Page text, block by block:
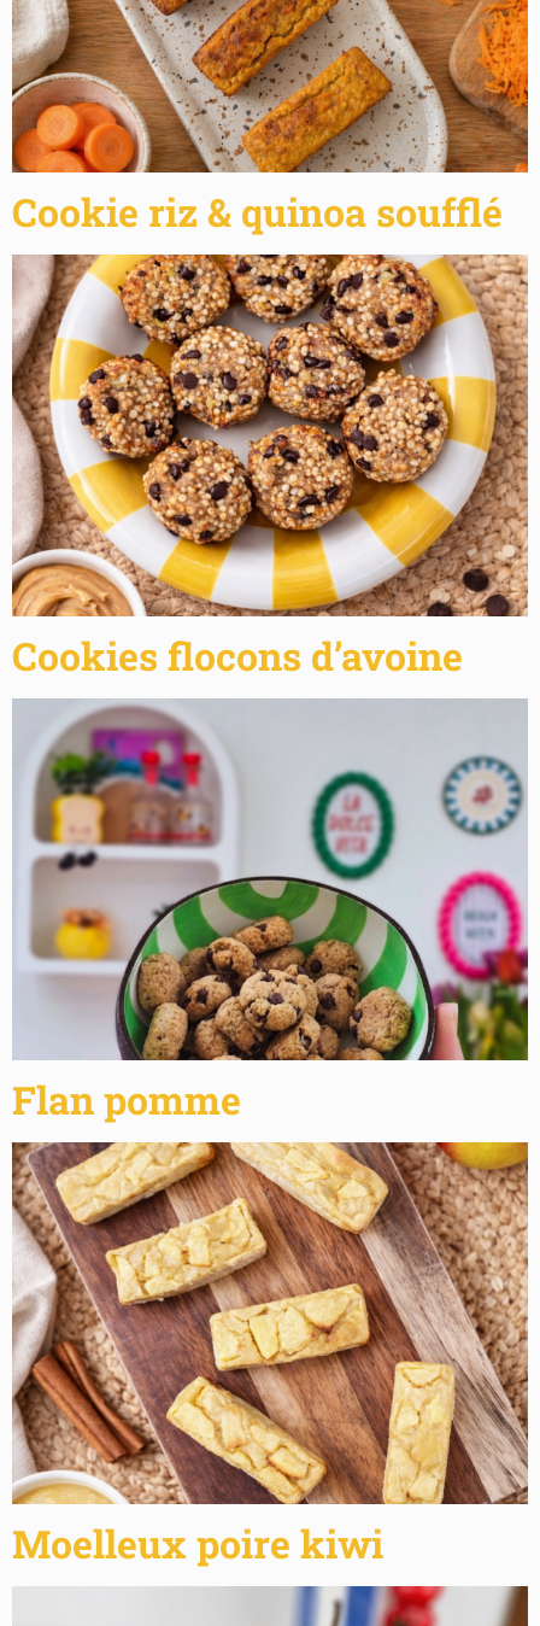
Cookie riz & quinoa soufflé
Cookies flocons d’avoine
Flan pomme
Moelleux poire kiwi